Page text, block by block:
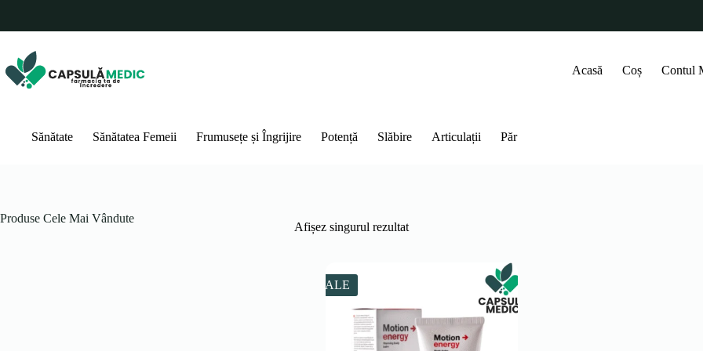
conținut
Acasă Coș Contul
Sănătate Sănătatea Femeii Frumusețe și Îngrijire Potență Slăbire Articulații Păr
Afișez singurul rezultat
SALE
Produse Cele Mai Vândute